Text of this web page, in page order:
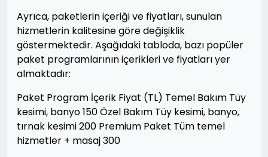
Ayrıca, paketlerin içeriği ve fiyatları, sunulan
hizmetlerin kalitesine göre değişiklik
göstermektedir. Aşağıdaki tabloda, bazı popüler
paket programlarının içerikleri ve fiyatları yer
almaktadır:
Paket Program İçerik Fiyat (TL) Temel Bakım Tüy
kesimi, banyo 150 Özel Bakım Tüy kesimi, banyo,
tırnak kesimi 200 Premium Paket Tüm temel
hizmetler + masaj 300